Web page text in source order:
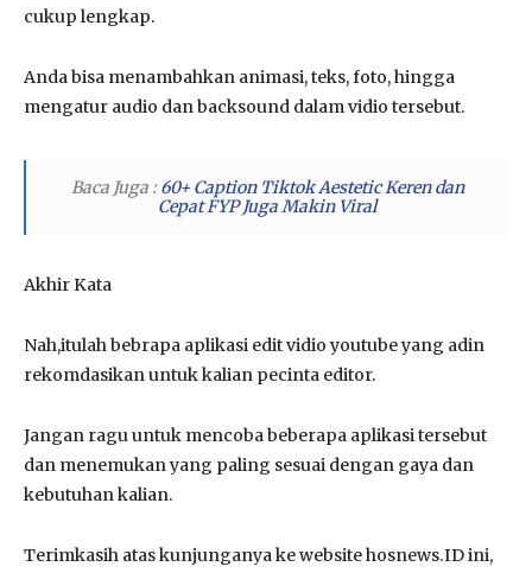
cukup lengkap.
Anda bisa menambahkan animasi, teks, foto, hingga
mengatur audio dan backsound dalam vidio tersebut.
Baca Juga :60+ Caption Tiktok Aestetic Keren dan
Cepat FYP Juga Makin Viral
Akhir Kata
Nah,itulah bebrapa aplikasi edit vidio youtube yang adin
rekomdasikan untuk kalian pecinta editor.
Jangan ragu untuk mencoba beberapa aplikasi tersebut
dan menemukan yang paling sesuai dengan gaya dan
kebutuhan kalian.
Terimkasih atas kunjunganya ke website hosnews.ID ini,